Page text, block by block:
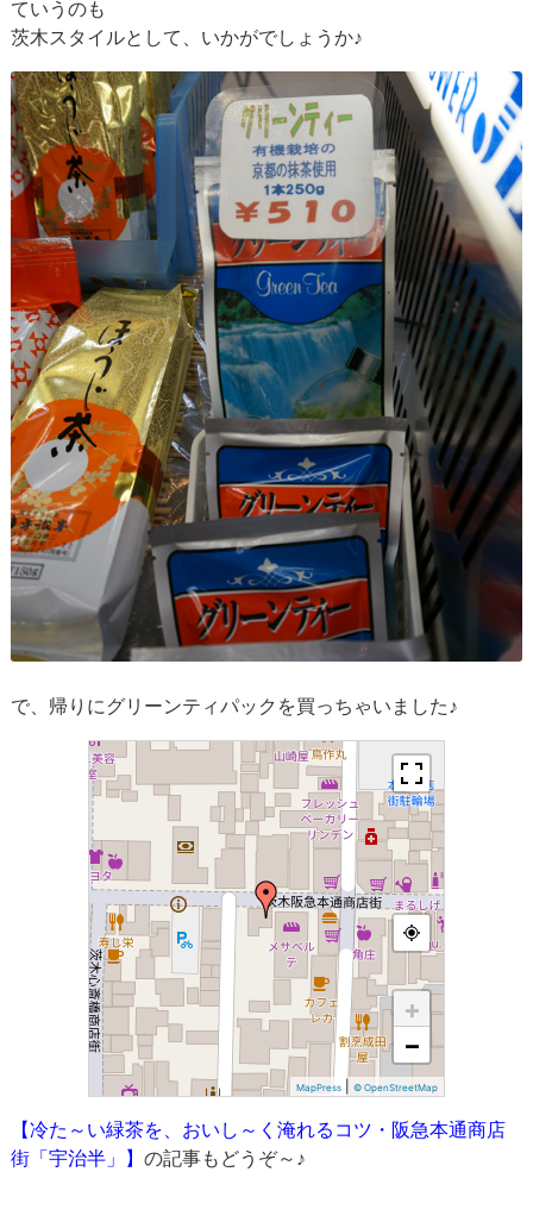
ていうのも
茨木スタイルとして、いかがでしょうか♪
で、帰りにグリーンティパックを買っちゃいました♪
+
−
MapPress| © OpenStreetMap
【冷た～い緑茶を、おいし～く淹れるコツ・阪急本通商店
街「宇治半」】の記事もどうぞ～♪